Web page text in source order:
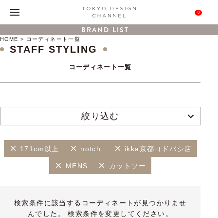
0
BRAND LIST
HOME コーディネート一覧
STAFF STYLING
コーディネート一覧
絞り込む
171cm以上 notch. ikka京都ヨドバシ店
MENS カットソー
検索条件に該当するコーディネートが見つかりませ
んでした。 検索条件を変更してください。